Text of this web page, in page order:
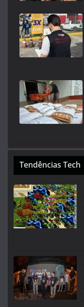
Tendências Tech